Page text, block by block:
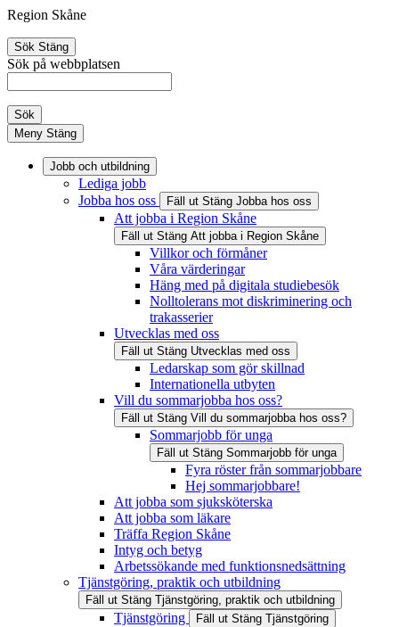
Region Skåne
Sök Stäng
Sök på webbplatsen
Sök
Meny Stäng
Jobb och utbildning
Lediga jobb
Jobba hos oss
Fäll ut Stäng Jobba hos oss
Att jobba i Region Skåne
Fäll ut Stäng Att jobba i Region Skåne
Villkor och förmåner
Våra värderingar
Häng med på digitala studiebesök
Nolltolerans mot diskriminering och
trakasserier
Utvecklas med oss
Fäll ut Stäng Utvecklas med oss
Ledarskap som gör skillnad
Internationella utbyten
Vill du sommarjobba hos oss?
Fäll ut Stäng Vill du sommarjobba hos oss?
Sommarjobb för unga
Fäll ut Stäng Sommarjobb för unga
Fyra röster från sommarjobbare
Hej sommarjobbare!
Att jobba som sjuksköterska
Att jobba som läkare
Träffa Region Skåne
Intyg och betyg
Arbetssökande med funktionsnedsättning
Tjänstgöring, praktik och utbildning
Fäll ut Stäng Tjänstgöring, praktik och utbildning
Tjänstgöring Fäll ut Stäng Tjänstgöring